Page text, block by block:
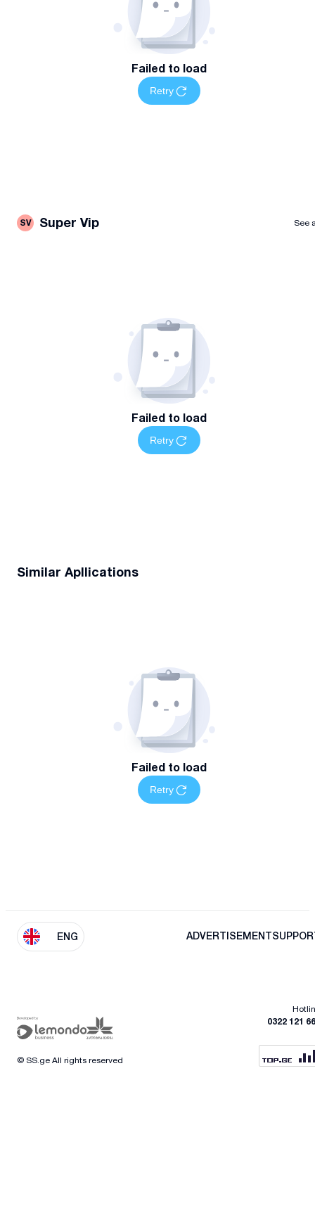
Failed to load
Retry
SV Super Vip See
Failed to load
Retry
Similar Apllications
Failed to load
Retry
ENG ADVERTISEMENT
0322 121
© SS.ge All rights reserved